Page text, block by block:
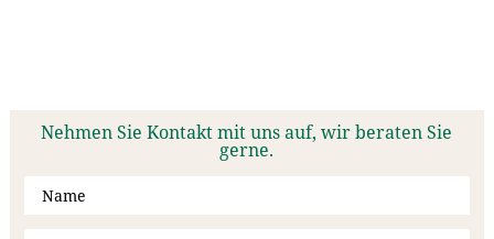
Nehmen Sie Kontakt mit uns auf, wir beraten Sie
gerne.